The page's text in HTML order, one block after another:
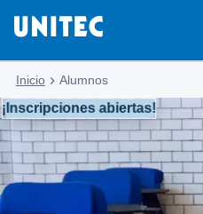
Inicio Alumnos
¡Inscripciones abiertas!